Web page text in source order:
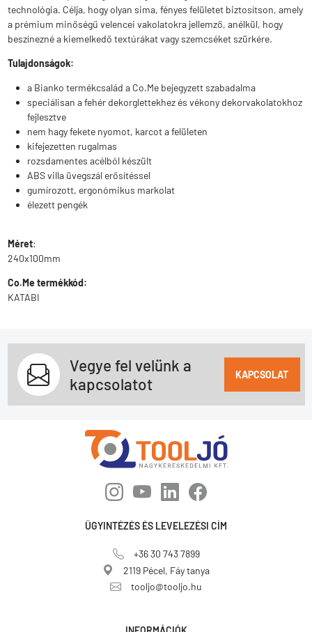
technológia. Célja, hogy olyan sima, fényes felületet biztosítson, amely
a prémium minőségű velencei vakolatokra jellemző, anélkül, hogy
beszínezné a kiemelkedő textúrákat vagy szemcséket szürkére.
Tulajdonságok:
a Bianko termékcsalád a Co.Me bejegyzett szabadalma
speciálisan a fehér dekorglettekhez és vékony dekorvakolatokhoz
fejlesztve
nem hagy fekete nyomot, karcot a felületen
kifejezetten rugalmas
rozsdamentes acélból készült
ABS villa üvegszál erősítéssel
gumírozott, ergonómikus markolat
élezett pengék
Méret:
240x100mm
Co.Me termékkód:
KATABI
Vegye fel velünk a
kapcsolatot
KAPCSOLAT
ÜGYINTÉZÉS ÉS LEVELEZÉSI CÍM
+36 30 743 7899
2119 Pécel, Fáy tanya
tooljo@tooljo.hu